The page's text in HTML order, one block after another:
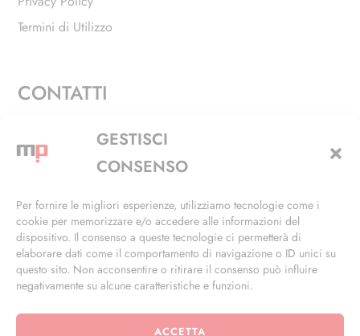
GESTISCI
CONSENSO
Per fornire le migliori esperienze, utilizziamo tecnologie come i
cookie per memorizzare e/o accedere alle informazioni del
dispositivo. Il consenso a queste tecnologie ci permetterà di
elaborare dati come il comportamento di navigazione o ID unici su
questo sito. Non acconsentire o ritirare il consenso può influire
negativamente su alcune caratteristiche e funzioni.
ACCETTA
Termini di Utilizzo
CONTATTI
Via Alfieri, 27 - Trezzano Sul Naviglio (MI)
+39 02 4846 3155
info@masterphil.it